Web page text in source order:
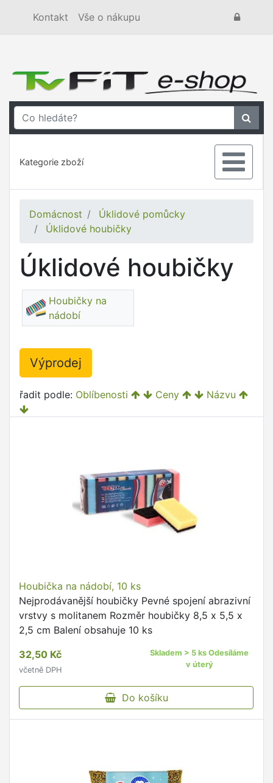
Kontakt Vše o nákupu
Kategorie zboží
Domácnost
Úklidové pomůcky
Úklidové houbičky
Úklidové houbičky
Houbičky na
nádobí
Výprodej
řadit podle: Oblíbenosti Ceny Názvu
Houbička na nádobí, 10 ks
Nejprodávanější houbičky Pevné spojení abrazivní
vrstvy s molitanem Rozměr houbičky 8,5 x 5,5 x
2,5 cm Balení obsahuje 10 ks
32,50 Kč
včetně DPH
Skladem > 5 ks Odesíláme
v úterý
Do košíku